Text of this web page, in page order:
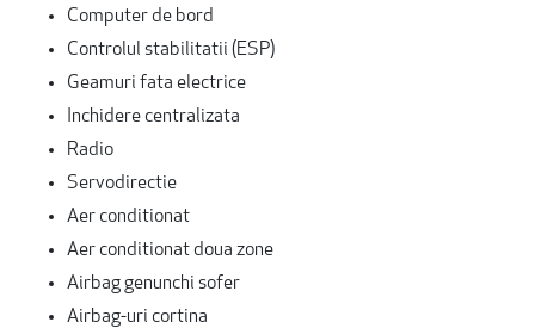
Computer de bord
Controlul stabilitatii (ESP)
Geamuri fata electrice
Inchidere centralizata
Radio
Servodirectie
Aer conditionat
Aer conditionat doua zone
Airbag genunchi sofer
Airbag-uri cortina